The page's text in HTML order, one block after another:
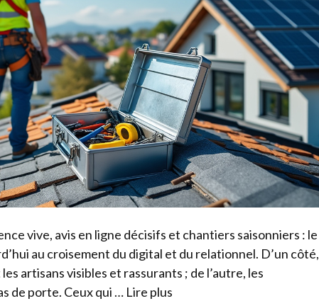
vive, avis en ligne décisifs et chantiers saisonniers : le
au croisement du digital et du relationnel. D’un côté,
artisans visibles et rassurants ; de l’autre, les
de porte. Ceux qui … Lire plus